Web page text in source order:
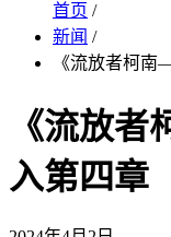
首页 /
新闻 /
《流放者柯
《流放
入第四章